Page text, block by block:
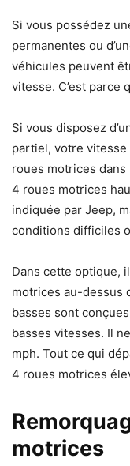
Si vous possédez
permanentes ou
véhicules peuvent
vitesse. C’est parce
Si vous disposez
partiel, votre vitesse
roues motrices
4 roues motrices
indiquée par Jeep,
conditions difficiles
Dans cette optique,
motrices au-dessus
basses sont
basses vitesses. Il
mph. Tout ce qui
4 roues motrices
motrices